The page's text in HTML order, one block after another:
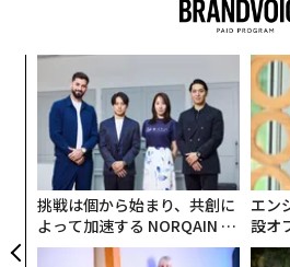
挑戦は個から始まり、共創に
よって加速する NORQAIN JA
PAN 特別座談会
エン
設オ
がオ